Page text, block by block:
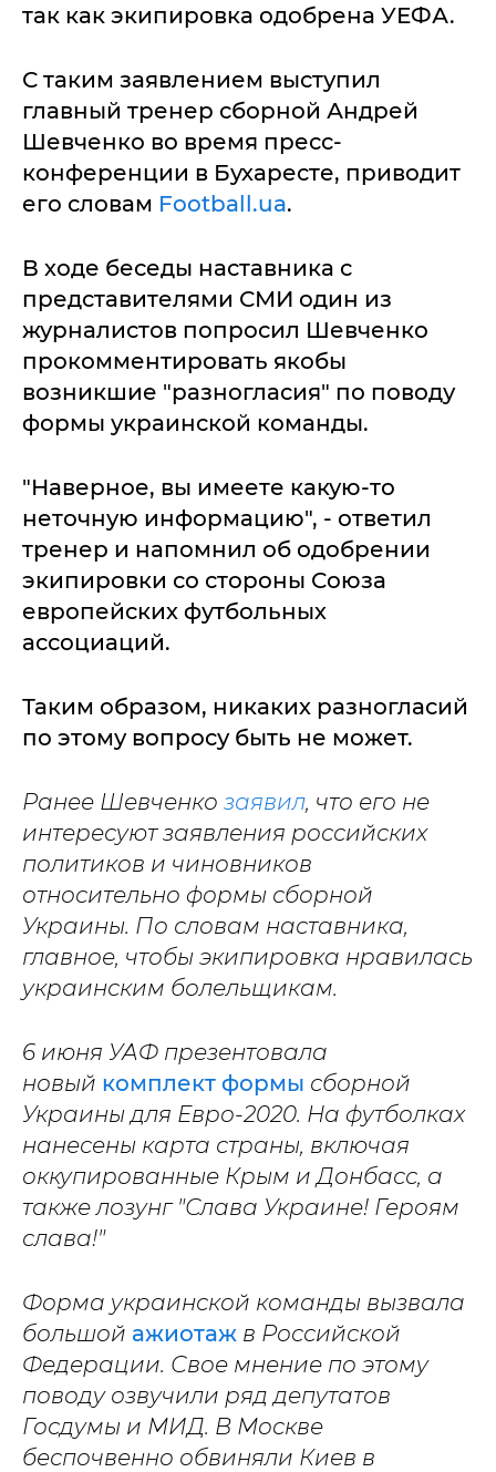
так как экипировка одобрена УЕФА.
С таким заявлением выступил
главный тренер сборной Андрей
Шевченко во время пресс-
конференции в Бухаресте, приводит
его словам Football.ua.
В ходе беседы наставника с
представителями СМИ один из
журналистов попросил Шевченко
прокомментировать якобы
возникшие "разногласия" по поводу
формы украинской команды.
"Наверное, вы имеете какую-то
неточную информацию", - ответил
тренер и напомнил об одобрении
экипировки со стороны Союза
европейских футбольных
ассоциаций.
Таким образом, никаких разногласий
по этому вопросу быть не может.
Ранее Шевченко заявил, что его не
интересуют заявления российских
политиков и чиновников
относительно формы сборной
Украины. По словам наставника,
главное, чтобы экипировка нравилась
украинским болельщикам.
6 июня УАФ презентовала
новый комплект формы сборной
Украины для Евро-2020. На футболках
нанесены карта страны, включая
оккупированные Крым и Донбасс, а
также лозунг "Слава Украине! Героям
слава!"
Форма украинской команды вызвала
большой ажиотаж в Российской
Федерации. Свое мнение по этому
поводу озвучили ряд депутатов
Госдумы и МИД. В Москве
беспочвенно обвиняли Киев в